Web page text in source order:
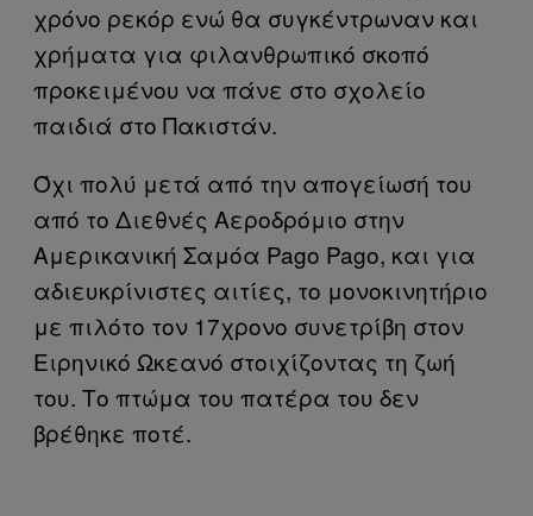
χρόνο ρεκόρ ενώ θα συγκέντρωναν και
χρήματα για φιλανθρωπικό σκοπό
προκειμένου να πάνε στο σχολείο
παιδιά στο Πακιστάν.
Όχι πολύ μετά από την απογείωσή του
από το Διεθνές Αεροδρόμιο στην
Αμερικανική Σαμόα Pago Pago, και για
αδιευκρίνιστες αιτίες, το μονοκινητήριο
με πιλότο τον 17χρονο συνετρίβη στον
Ειρηνικό Ωκεανό στοιχίζοντας τη ζωή
του. Το πτώμα του πατέρα του δεν
βρέθηκε ποτέ.